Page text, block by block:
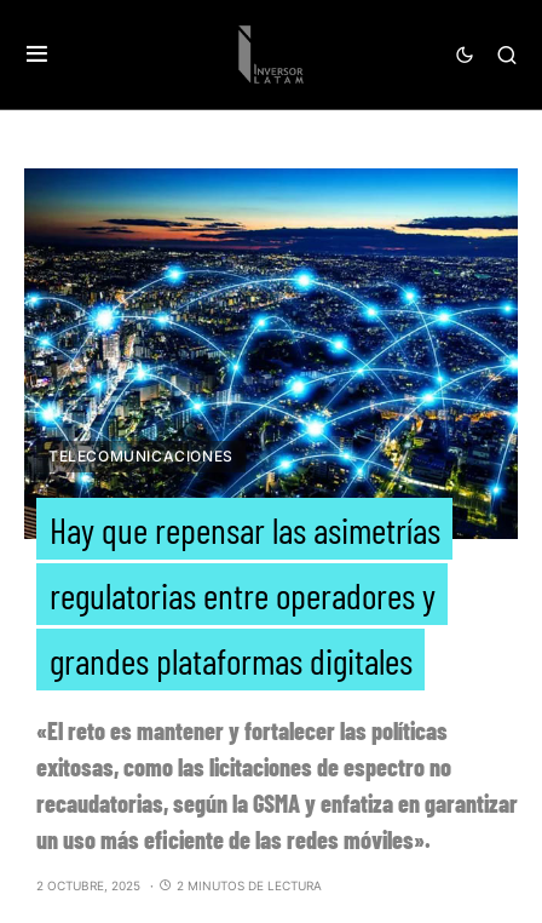
TELECOMUNICACIONES
Hay que repensar las asimetrías
regulatorias entre operadores y
grandes plataformas digitales
«El reto es mantener y fortalecer las políticas
exitosas, como las licitaciones de espectro no
recaudatorias, según la GSMA y enfatiza en garantizar
un uso más eficiente de las redes móviles».
2 OCTUBRE, 2025 2 MINUTOS DE LECTURA